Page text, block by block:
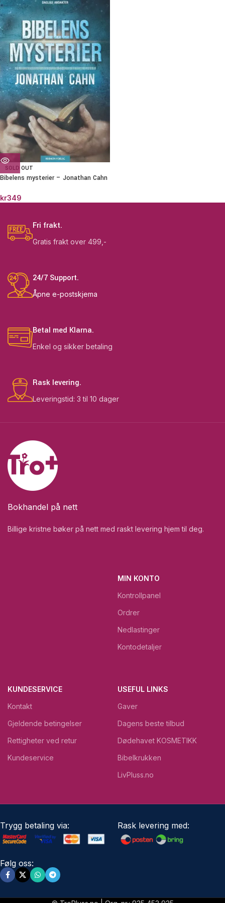
SOLD OUT
Bibelens mysterier – Jonathan Cahn
kr349
Fri frakt.
Gratis frakt over 499,-
24/7 Support.
Åpne e-postskjema
Betal med Klarna.
Enkel og sikker betaling
Rask levering.
Leveringstid: 3 til 10 dager
Bokhandel på nett
Billige kristne bøker på nett med raskt levering hjem til deg.
MIN KONTO
Kontrollpanel
Ordrer
Nedlastinger
Kontodetaljer
KUNDESERVICE
Kontakt
Gjeldende betingelser
Rettigheter ved retur
Kundeservice
USEFUL LINKS
Gaver
Dagens beste tilbud
Dødehavet KOSMETIKK
Bibelkrukken
LivPluss.no
Trygg betaling via: Rask levering med:
Følg oss: